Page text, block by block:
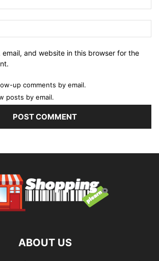
email, and website in this browser for the
up comments by email.
posts by email.
ABOUT US